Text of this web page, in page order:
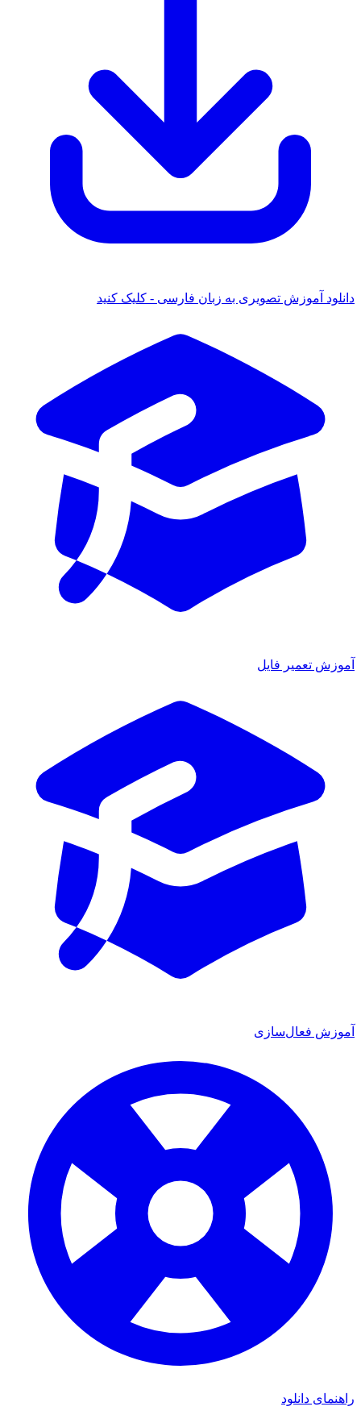
دانلود آموزش تصویری به زبان فارسی - کلیک کنید
آموزش تعمیر فایل
آموزش فعال‌سازی
راهنمای دانلود